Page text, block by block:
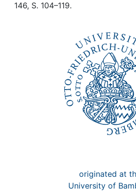
Help
146, S. 104–119.
originated at
University of